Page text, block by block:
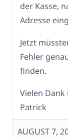
der Kasse,
Adresse
Jetzt
Fehler
finden.
Vielen
Patrick
AUGUST 7,